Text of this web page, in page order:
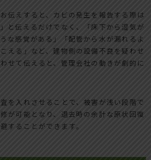
伝えすると、カビの発生を報告する際は
と伝えるだけでなく、「床下から湿気が
な感覚がある」「配管から水が漏れるよ
える」など、建物側の設備不良を疑わせ
せて伝えると、管理会社の動きが劇的に
を入れさせることで、被害が浅い段階で
が可能となり、退去時の余計な原状回復
することができます。